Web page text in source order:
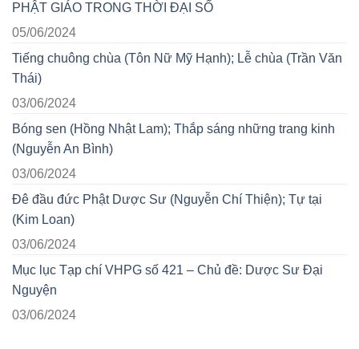
PHẬT GIÁO TRONG THỜI ĐẠI SỐ
05/06/2024
Tiếng chuông chùa (Tôn Nữ Mỹ Hạnh); Lễ chùa (Trần Văn
Thái)
03/06/2024
Bóng sen (Hồng Nhật Lam); Thắp sáng những trang kinh
(Nguyễn An Bình)
03/06/2024
Đê đầu đức Phật Dược Sư (Nguyễn Chí Thiện); Tự tại
(Kim Loan)
03/06/2024
Mục lục Tạp chí VHPG số 421 – Chủ đề: Dược Sư Đại
Nguyện
03/06/2024